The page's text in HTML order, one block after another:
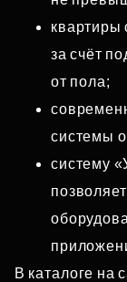
квартиры
за счёт
от пола;
системы
систему
В каталоге на